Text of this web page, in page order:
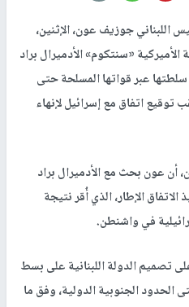
اللبناني جوزيف عون، الإثنين،
الأميركية «سنتكوم» الأدميرال براد
عبر قواتها المسلحة حتى
توقيع اتفاق مع إسرائيل لإنهاء
أن عون بحث مع الأدميرال براد
الإطار، الذي أُقر نتيجة
في واشنطن.
تصميم الدولة اللبنانية على بسط
الجنوبية الدولية، وفق ما